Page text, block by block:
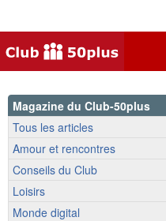
Magazine du Club-50plus
Tous les articles
Amour et rencontres
Conseils du Club
Loisirs
Monde digital